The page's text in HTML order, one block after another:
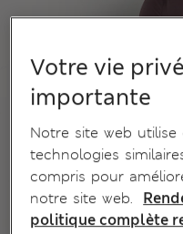
Votre vie
importante
Notre site web
technologies
compris pour
notre site web.
politique complète